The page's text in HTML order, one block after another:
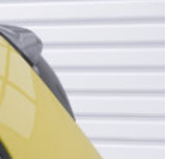
Ajouter
à la